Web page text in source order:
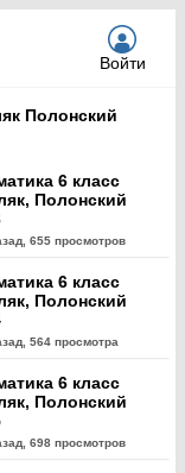
Войти
Полонский
6 класс
Полонский
655 просмотров
6 класс
Полонский
564 просмотра
6 класс
Полонский
698 просмотров